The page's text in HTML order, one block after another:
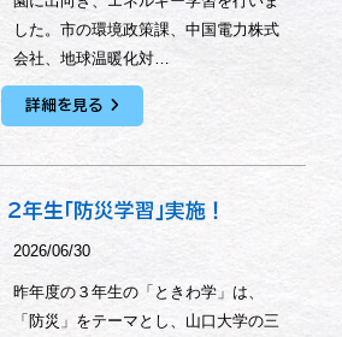
した。市の環境政策課、中国電力株式
会社、地球温暖化対…
詳細を見る
２年生「防災学習」実施！
2026/06/30
昨年度の３年生の「ときわ学」は、
「防災」をテーマとし、山口大学の三